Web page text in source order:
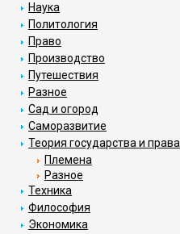
Наука
Политология
Право
Производство
Путешествия
Разное
Сад и огород
Саморазвитие
Теория государства и права
Племена
Разное
Техника
Философия
Экономика